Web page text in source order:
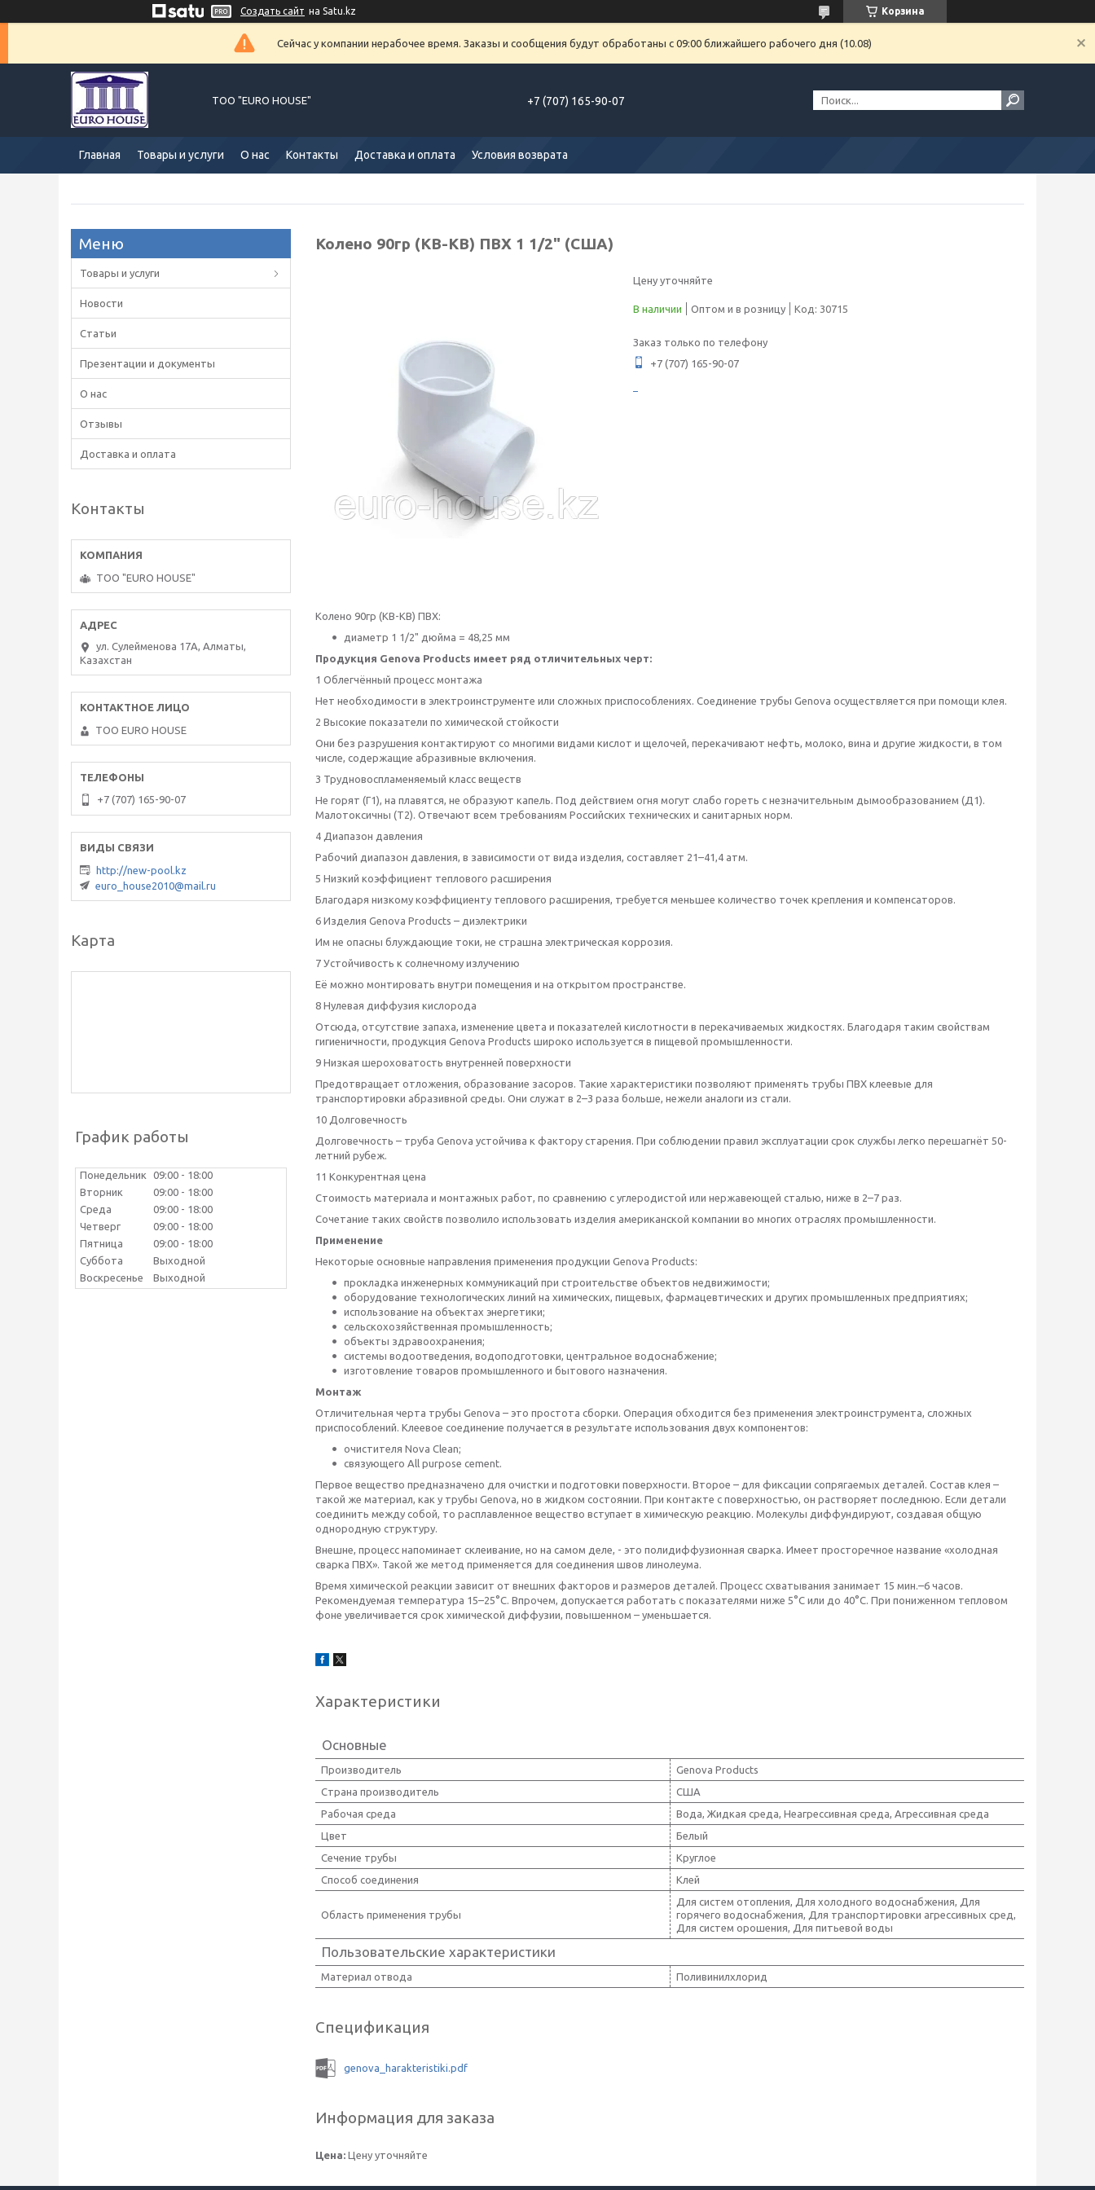
Создать сайт на Satu.kz Корзина
Сейчас у компании нерабочее время. Заказы и сообщения будут обработаны с 09:00 ближайшего рабочего дня (10.08)
ТОО "EURO HOUSE" +7 (707) 165-90-07
Главная Товары и услуги О нас Контакты Доставка и оплата Условия возврата
Колено 90гр (КВ-КВ) ПВХ 1 1/2" (США)
Цену уточняйте
В наличии Оптом и в розницу Код: 30715
Заказ только по телефону
+7 (707) 165-90-07
Колено 90гр (КВ-КВ) ПВХ:
диаметр 1 1/2" дюйма = 48,25 мм
Продукция Genova Products имеет ряд отличительных черт:
1 Облегчённый процесс монтажа
Нет необходимости в электроинструменте или сложных приспособлениях. Соединение трубы Genova осуществляется при помощи клея.
2 Высокие показатели по химической стойкости
Они без разрушения контактируют со многими видами кислот и щелочей, перекачивают нефть, молоко, вина и другие жидкости, в том
числе, содержащие абразивные включения.
3 Трудновоспламеняемый класс веществ
Не горят (Г1), на плавятся, не образуют капель. Под действием огня могут слабо гореть с незначительным дымообразованием (Д1).
Малотоксичны (Т2). Отвечают всем требованиям Российских технических и санитарных норм.
4 Диапазон давления
Рабочий диапазон давления, в зависимости от вида изделия, составляет 21–41,4 атм.
5 Низкий коэффициент теплового расширения
Благодаря низкому коэффициенту теплового расширения, требуется меньшее количество точек крепления и компенсаторов.
6 Изделия Genova Products – диэлектрики
Им не опасны блуждающие токи, не страшна электрическая коррозия.
7 Устойчивость к солнечному излучению
Её можно монтировать внутри помещения и на открытом пространстве.
8 Нулевая диффузия кислорода
Отсюда, отсутствие запаха, изменение цвета и показателей кислотности в перекачиваемых жидкостях. Благодаря таким свойствам
гигиеничности, продукция Genova Products широко используется в пищевой промышленности.
9 Низкая шероховатость внутренней поверхности
Предотвращает отложения, образование засоров. Такие характеристики позволяют применять трубы ПВХ клеевые для
транспортировки абразивной среды. Они служат в 2–3 раза больше, нежели аналоги из стали.
10 Долговечность
Долговечность – труба Genova устойчива к фактору старения. При соблюдении правил эксплуатации срок службы легко перешагнёт 50-
летний рубеж.
11 Конкурентная цена
Стоимость материала и монтажных работ, по сравнению с углеродистой или нержавеющей сталью, ниже в 2–7 раз.
Сочетание таких свойств позволило использовать изделия американской компании во многих отраслях промышленности.
Применение
Некоторые основные направления применения продукции Genova Products:
прокладка инженерных коммуникаций при строительстве объектов недвижимости;
оборудование технологических линий на химических, пищевых, фармацевтических и других промышленных предприятиях;
использование на объектах энергетики;
сельскохозяйственная промышленность;
объекты здравоохранения;
системы водоотведения, водоподготовки, центральное водоснабжение;
изготовление товаров промышленного и бытового назначения.
Монтаж
Отличительная черта трубы Genova – это простота сборки. Операция обходится без применения электроинструмента, сложных
приспособлений. Клеевое соединение получается в результате использования двух компонентов:
очистителя Nova Clean;
связующего All purpose cement.
Первое вещество предназначено для очистки и подготовки поверхности. Второе – для фиксации сопрягаемых деталей. Состав клея –
такой же материал, как у трубы Genova, но в жидком состоянии. При контакте с поверхностью, он растворяет последнюю. Если детали
соединить между собой, то расплавленное вещество вступает в химическую реакцию. Молекулы диффундируют, создавая общую
однородную структуру.
Внешне, процесс напоминает склеивание, но на самом деле, - это полидиффузионная сварка. Имеет просторечное название «холодная
сварка ПВХ». Такой же метод применяется для соединения швов линолеума.
Время химической реакции зависит от внешних факторов и размеров деталей. Процесс схватывания занимает 15 мин.–6 часов.
Рекомендуемая температура 15–25°C. Впрочем, допускается работать с показателями ниже 5°C или до 40°C. При пониженном тепловом
фоне увеличивается срок химической диффузии, повышенном – уменьшается.
Характеристики
Основные
Производитель
Genova Products
Страна производитель
США
Рабочая среда
Вода, Жидкая среда, Неагрессивная среда, Агрессивная среда
Цвет
Белый
Сечение трубы
Круглое
Способ соединения
Клей
Область применения трубы
Для систем отопления, Для холодного водоснабжения, Для
горячего водоснабжения, Для транспортировки агрессивных сред,
Для систем орошения, Для питьевой воды
Пользовательские характеристики
Материал отвода Поливинилхлорид
Спецификация
genova_harakteristiki.pdf
Информация для заказа
Цена: Цену уточняйте
Товары и услуги
Новости
Статьи
Презентации и документы
О нас
Отзывы
Доставка и оплата
Контакты
ТОО "EURO HOUSE"
ул. Сулейменова 17А, Алматы,
Казахстан
ТОО EURO HOUSE
+7 (707) 165-90-07
http://new-pool.kz
euro_house2010@mail.ru
Карта
График работы
Понедельник 09:00
18:00
Вторник
09:00
18:00
Среда
09:00
18:00
Четверг
09:00
18:00
Пятница
09:00
18:00
Суббота
Выходной
Воскресенье
Выходной